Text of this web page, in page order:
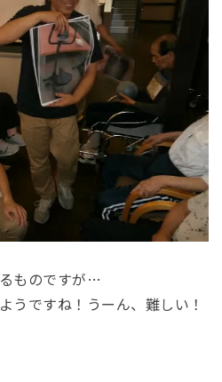
ものですが…
うですね！うーん、難しい！